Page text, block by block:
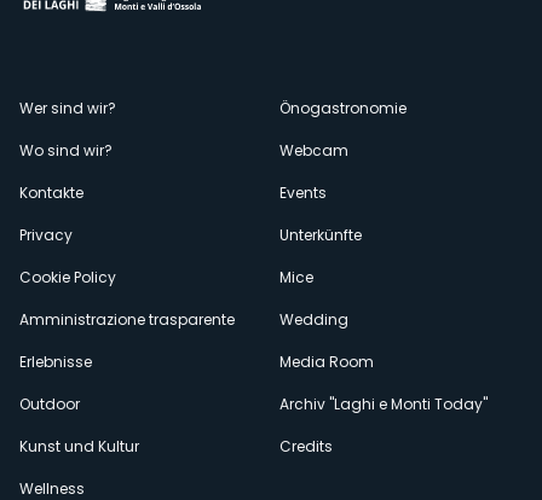
Menù
secondario
Wer sind wir?
Wo sind wir?
Kontakte
Privacy
Cookie Policy
Amministrazione trasparente
Erlebnisse
Outdoor
Kunst und Kultur
Wellness
Önogastronomie
Webcam
Events
Unterkünfte
Mice
Wedding
Media Room
Archiv "Laghi e Monti Today"
Credits